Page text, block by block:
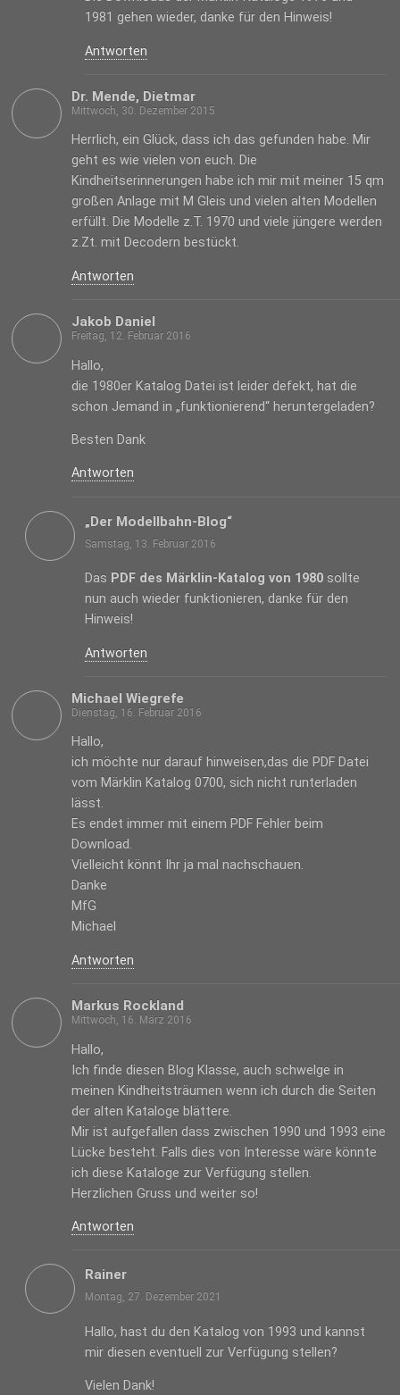
1981 gehen wieder, danke für den Hinweis!
Antworten
Dr. Mende, Dietmar
Mittwoch, 30. Dezember 2015
Herrlich, ein Glück, dass ich das gefunden habe. Mir
geht es wie vielen von euch. Die
Kindheitserinnerungen habe ich mir mit meiner 15 qm
großen Anlage mit M Gleis und vielen alten Modellen
erfüllt. Die Modelle z.T. 1970 und viele jüngere werden
z.Zt. mit Decodern bestückt.
Antworten
Jakob Daniel
Freitag, 12. Februar 2016
Hallo,
die 1980er Katalog Datei ist leider defekt, hat die
schon Jemand in „funktionierend“ heruntergeladen?
Besten Dank
Antworten
„Der Modellbahn-Blog“
Samstag, 13. Februar 2016
Das PDF des Märklin-Katalog von 1980 sollte
nun auch wieder funktionieren, danke für den
Hinweis!
Antworten
Michael Wiegrefe
Dienstag, 16. Februar 2016
Hallo,
ich möchte nur darauf hinweisen,das die PDF Datei
vom Märklin Katalog 0700, sich nicht runterladen
lässt.
Es endet immer mit einem PDF Fehler beim
Download.
Vielleicht könnt Ihr ja mal nachschauen.
Danke
MfG
Michael
Antworten
Markus Rockland
Mittwoch, 16. März 2016
Hallo,
Ich finde diesen Blog Klasse, auch schwelge in
meinen Kindheitsträumen wenn ich durch die Seiten
der alten Kataloge blättere.
Mir ist aufgefallen dass zwischen 1990 und 1993 eine
Lücke besteht. Falls dies von Interesse wäre könnte
ich diese Kataloge zur Verfügung stellen.
Herzlichen Gruss und weiter so!
Antworten
Rainer
Montag, 27. Dezember 2021
Hallo, hast du den Katalog von 1993 und kannst
mir diesen eventuell zur Verfügung stellen?
Vielen Dank!